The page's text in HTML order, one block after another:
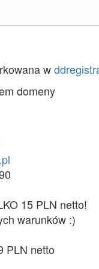
w
domeny
15 PLN netto!
warunków :)
PLN netto